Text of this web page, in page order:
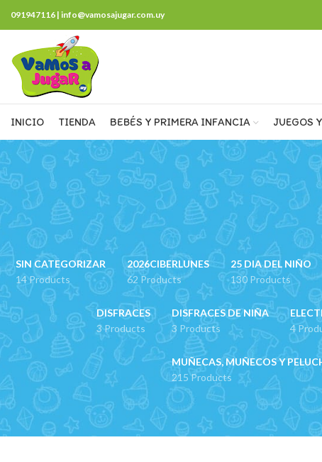
091947116 | info@vamosajugar.com.uy
INICIO TIENDA BEBÉS Y PRIMERA INFANCIA JUEGOS
SIN CATEGORIZAR
14 Products
2026CIBERLUNES
62 Products
25 DIA DEL NIÑO
130 Products
DISFRACES
3 Products
DISFRACES DE NIÑA
3 Products
4
MUÑECAS, MUÑECOS Y
215 Products